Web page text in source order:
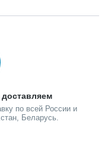
по всей России и
Беларусь.